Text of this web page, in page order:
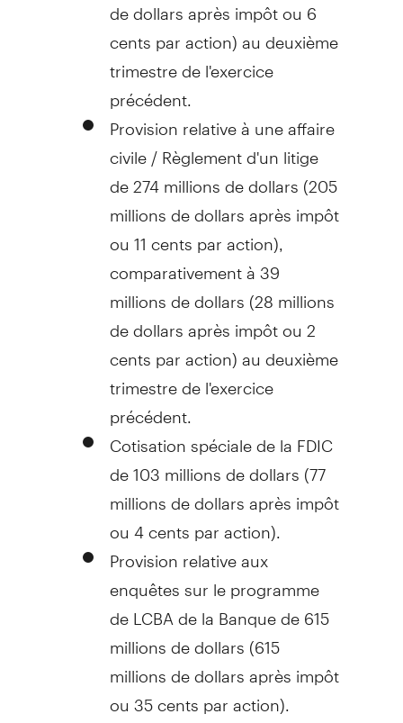
cents par action) au deuxième
trimestre de l'exercice
précédent.
Provision relative à une affaire
civile / Règlement d'un litige
de 274 millions de dollars (205
millions de dollars après impôt
ou11 centspar action),
comparativement à 39
millions de dollars (28 millions
de dollars après impôt ou 2
centspar action) au deuxième
trimestre de l'exercice
précédent.
Cotisation spéciale de la FDIC
de 103 millions de dollars (77
millions de dollars après impôt
ou 4 centspar action).
Provision relative aux
enquêtes sur le programme
de LCBA de la Banque de 615
millions de dollars (615
millions de dollars après impôt
ou 35 cents par action).